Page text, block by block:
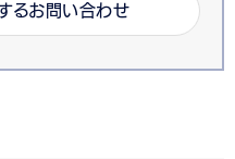
るお問い合わせ